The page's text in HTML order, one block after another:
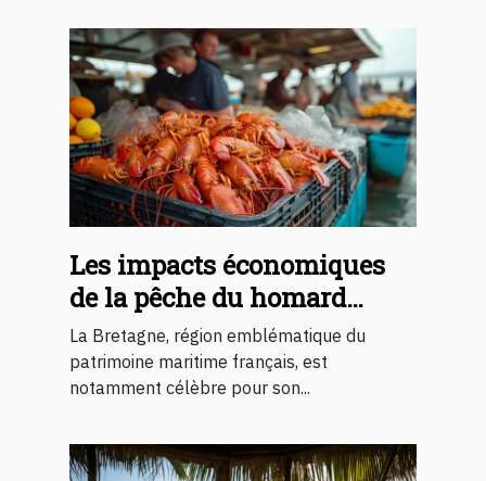
Les impacts économiques
de la pêche du homard
breton sur les
communautés locales
La Bretagne, région emblématique du
patrimoine maritime français, est
notamment célèbre pour son...